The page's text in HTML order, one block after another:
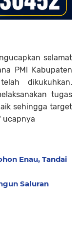
selamat
PMI Kabupaten
dikukuhkan.
tugas
sehingga target
ucapnya
Enau, Tandai
Saluran